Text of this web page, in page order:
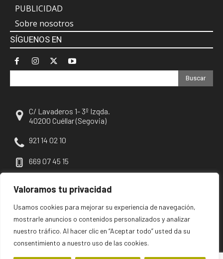
Valoramos tu privacidad
Usamos cookies para mejorar su experiencia de navegación,
mostrarle anuncios o contenidos personalizados y analizar
nuestro tráfico. Al hacer clic en “Aceptar todo” usted da su
consentimiento a nuestro uso de las cookies.
PUBLICIDAD
Sobre nosotros
SÍGUENOS EN
Buscar
C/ Lavaderos 1- 3º Izqda.
40200 Cuéllar (Segovia)
921 14 02 10
669 07 45 15